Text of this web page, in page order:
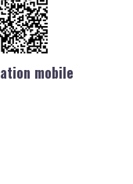
mobile